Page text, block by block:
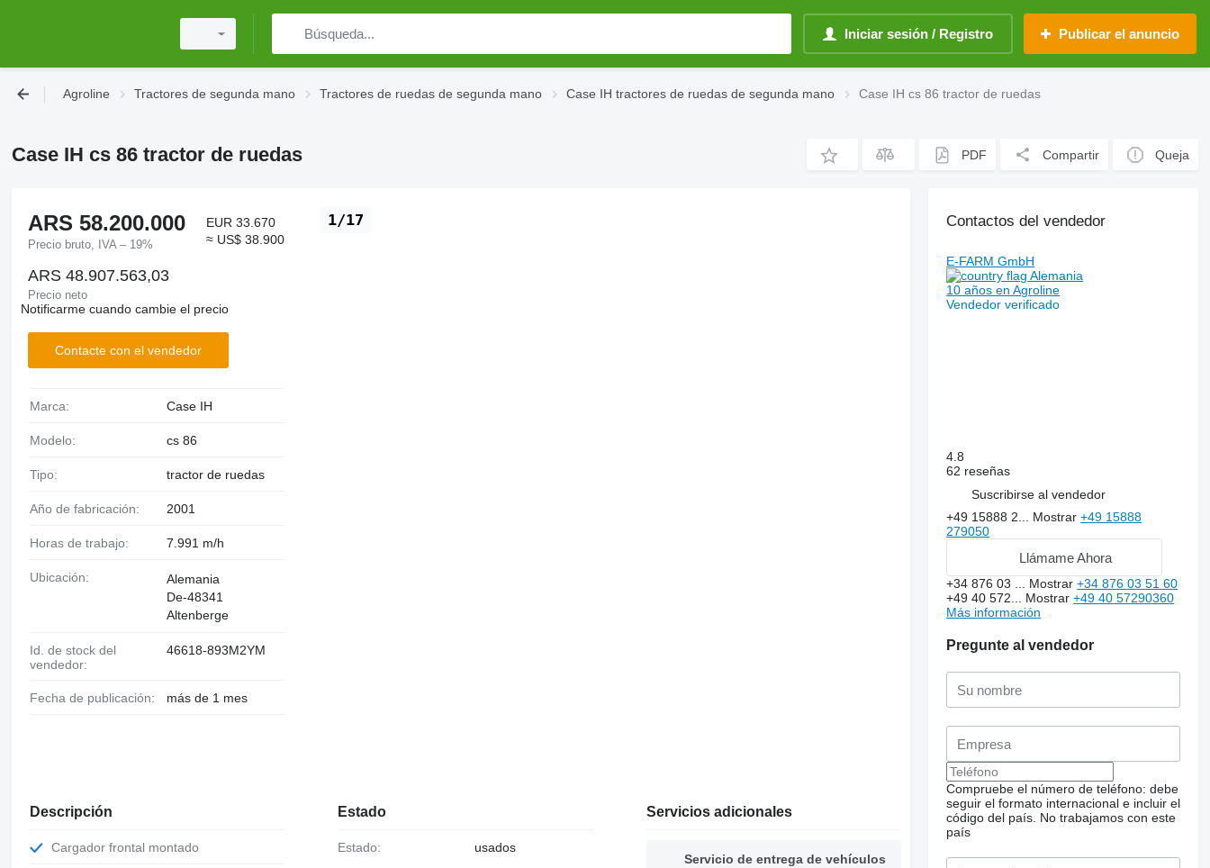
Iniciar sesión / Registro Publicar el anuncio
Agroline Tractores de segunda mano Tractores de ruedas de segunda mano Case IH tractores de ruedas de segunda mano Case IH cs 86 tractor de ruedas
Case IH cs 86 tractor de ruedas PDF Compartir Queja
1/17
ARS 58.200.000
Precio bruto, IVA – 19%
EUR 33.670
≈ US$ 38.900
ARS 48.907.563,03
Precio neto
Notificarme cuando cambie el precio
Contacte con el vendedor
Marca: Case IH
Modelo: cs 86
Tipo: tractor de ruedas
Año de fabricación: 2001
Horas de trabajo: 7.991 m/h
Ubicación:
Alemania
De-48341
Altenberge
Id. de stock del
vendedor:
46618-893M2YM
Fecha de publicación: más de 1 mes
Descripción
Cargador frontal montado
Estado
Estado: usados
Servicios adicionales
Servicio de entrega de vehículos
Contactos del vendedor
E-FARM GmbH
Alemania
10 años en Agroline
Vendedor verificado
4.8
62 reseñas
Suscribirse al vendedor
+49 15888 2... Mostrar+49 15888
279050
Llámame Ahora
+34 876 03 ... Mostrar+34 876 03 51 60
+49 40 572... Mostrar+49 40 57290360
Más información
Pregunte al vendedor
Compruebe el número de teléfono: debe
seguir el formato internacional e incluir el
código del país. No trabajamos con este
país